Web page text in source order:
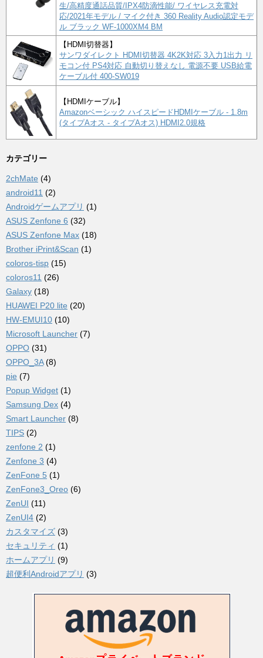
生/高精度通話品質/IPX4防滴性能/ ワイヤレス充電対
応/2021年モデル / マイク付き 360 Reality Audio認定モデ
ル ブラック WF-1000XM4 BM
【HDMI切替器】
サンワダイレクト HDMI切替器 4K2K対応 3入力1出力 リ
モコン付 PS4対応 自動切り替えなし 電源不要 USB給電
ケーブル付 400-SW019
【HDMIケーブル】
Amazonベーシック ハイスピードHDMIケーブル - 1.8m
(タイプAオス - タイプAオス) HDMI2.0規格
カテゴリー
2chMate (4)
android11 (2)
Androidゲームアプリ (1)
ASUS Zenfone 6 (32)
ASUS Zenfone Max (18)
Brother iPrint&Scan (1)
coloros-tisp (15)
coloros11 (26)
Galaxy (18)
HUAWEI P20 lite (20)
HW-EMUI10 (10)
Microsoft Launcher (7)
OPPO (31)
OPPO_3A(8)
pie (7)
Popup Widget (1)
Samsung Dex (4)
Smart Launcher (8)
TIPS (2)
zenfone 2 (1)
Zenfone 3 (4)
ZenFone 5 (1)
ZenFone3_Oreo (6)
ZenUI (11)
ZenUI4 (2)
カスタマイズ (3)
セキュリティ (1)
ホームアプリ (9)
超便利Androidアプリ (3)